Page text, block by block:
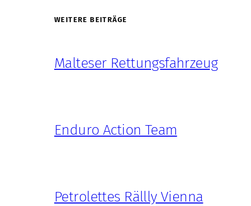
WEITERE BEITRÄGE
Malteser Rettungsfahrzeug
Enduro Action Team
Petrolettes Rällly Vienna